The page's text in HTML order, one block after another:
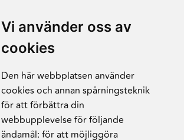
Vi använder oss av
cookies
Den här webbplatsen använder
cookies och annan spårningsteknik
för att förbättra din
webbupplevelse för följande
ändamål: för att möjliggöra